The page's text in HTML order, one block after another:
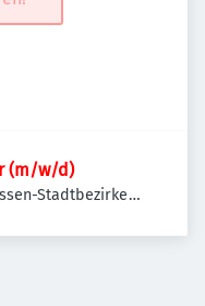
(m/w/d)
Stadtbezirke